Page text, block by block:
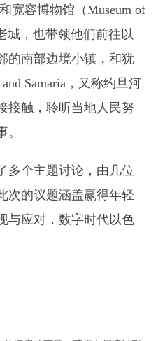
宽容博物馆（Museum of
城，也带领他们前往以
的南部边境小镇，和犹
Samaria，又称约旦河
接触，聆听当地人民努
多个主题讨论，由几位
次的议题涵盖赢得年轻
与应对，数字时代以色